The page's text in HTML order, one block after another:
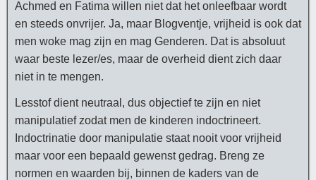
Achmed en Fatima willen niet dat het onleefbaar wordt
en steeds onvrijer. Ja, maar Blogventje, vrijheid is ook dat
men woke mag zijn en mag Genderen. Dat is absoluut
waar beste lezer/es, maar de overheid dient zich daar
niet in te mengen.
Lesstof dient neutraal, dus objectief te zijn en niet
manipulatief zodat men de kinderen indoctrineert.
Indoctrinatie door manipulatie staat nooit voor vrijheid
maar voor een bepaald gewenst gedrag. Breng ze
normen en waarden bij, binnen de kaders van de